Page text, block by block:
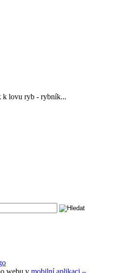
k lovu ryb - rybník...
webu v mobilní aplikaci –